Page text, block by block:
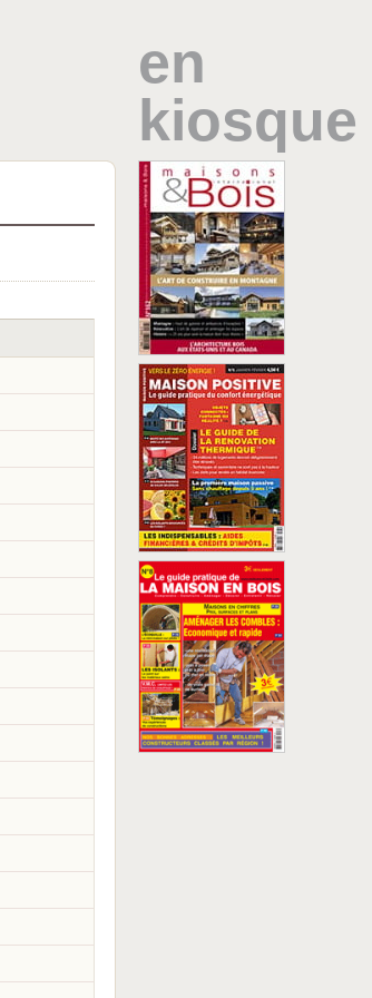
en
kiosque